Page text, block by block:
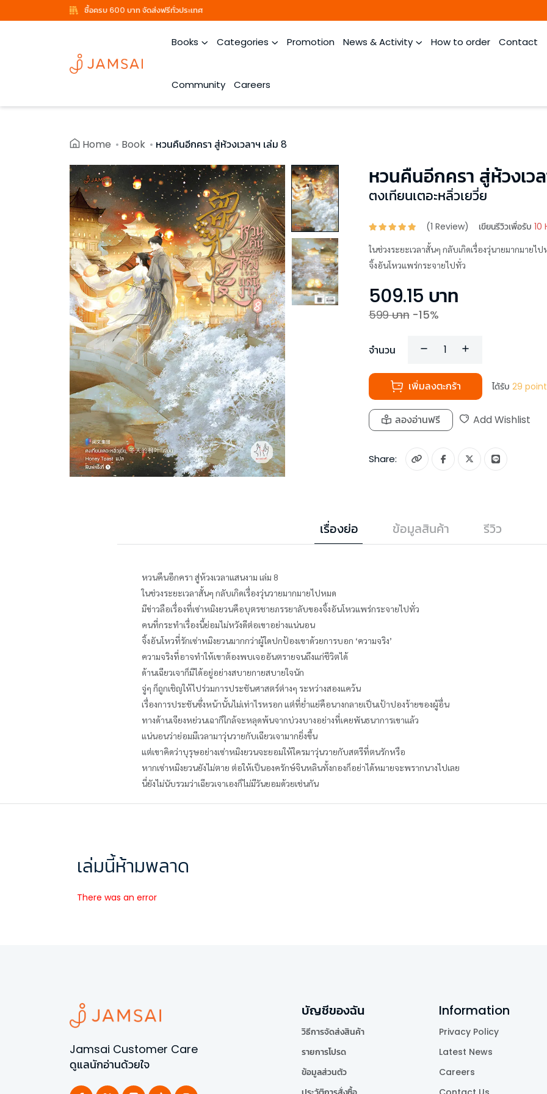
ซื้อครบ 600 บาท จัดส่งฟรีทั่วประเทศ
Books Categories Promotion News & Activity How to order Contact
Community Careers
Home Book หวนคืนอีกครา สู่ห้วงเวลาฯ เล่ม 8
หวนคืนอีกครา สู่ห้วงเว
ตงเทียนเตอะหลิ่วเยวี่ย
(1 Review) เขียนรีวิวเพื่อรับ 10
ในช่วงระยะเวลาสั้นๆ กลับเกิดเรื่องวุ่นายมากมาย
จิ้งอันโหวแพร่กระจายไปทั่ว
509.15 บาท
599บาท -15%
จำนวน
เพิ่มลงตะกร้า ได้รับ 29
ลองอ่านฟรี Add Wishlist
Share:
เรื่องย่อ ข้อมูลสินค้า รีวิว
หวนคืนอีกครา สู่ห้วงเวลาแสนงาม เล่ม 8
ในช่วงระยะเวลาสั้นๆ กลับเกิดเรื่องวุ่นวายมากมายไปหมด
มีข่าวลือเรื่องที่เซ่าหมิงยวนคือบุตรชายภรรยาลับของจิ้งอันโหวแพร่กระจายไปทั่ว
คนที่กระทำเรื่องนี้ย่อมไม่หวังดีต่อเขาอย่างแน่นอน
จิ้งอันโหวที่รักเซ่าหมิงยวนมากกว่าผู้ใดปกป้องเขาด้วยการบอก ‘ความจริง’
ความจริงที่อาจทำให้เขาต้องพบเจออันตรายจนถึงแก่ชีวิตได้
ด้านเฉียวเจาก็มิได้อยู่อย่างสบายกายสบายใจนัก
จู่ๆ ก็ถูกเชิญให้ไปร่วมการประชันศาสตร์ต่างๆ ระหว่างสองแคว้น
เรื่องการประชันซึ่งหน้านั้นไม่เท่าไรหรอก แต่ที่ย่ำแย่คือนางกลายเป็นเป้าปองร้ายของผู้อื่น
ทางด้านเจียงหย่วนเฉาก็ใกล้จะหลุดพ้นจากบ่วงบางอย่างที่เคยพันธนาการเขาแล้ว
แน่นอนว่าย่อมมีเวลามาวุ่นวายกับเฉียวเจามากยิ่งขึ้น
แต่เขาคิดว่าบุรุษอย่างเซ่าหมิงยวนจะยอมให้ใครมาวุ่นวายกับสตรีที่ตนรักหรือ
หากเซ่าหมิงยวนยังไม่ตาย ต่อให้เป็นองครักษ์จินหลินทั้งกองก็อย่าได้หมายจะพรากนางไปเลย
นี่ยังไม่นับรวมว่าเฉียวเจาเองก็ไม่มีวันยอมด้วยเช่นกัน
เล่มนี้ห้ามพลาด
There was an error
Jamsai Customer Care
ดูแลนักอ่านด้วยใจ
บัญชีของฉัน
วิธีการจัดส่งสินค้า
รายการโปรด
ข้อมูลส่วนตัว
Information
Privacy Policy
Latest News
Careers